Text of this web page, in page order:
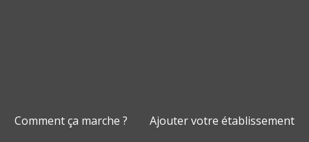
Comment ça marche ?
Ajouter votre établissement